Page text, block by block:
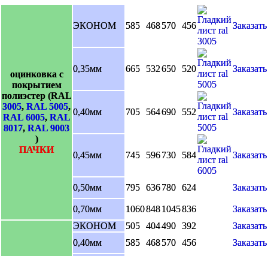
оцинковка с
покрытием
полиэстер (RAL
3005, RAL 5005,
RAL 6005, RAL
8017, RAL 9003
)
ПАЧКИ
ЭКОНОМ 585 468570 456 Заказать
0,35мм 665 532650 520 Заказать
0,40мм 705 564690 552 Заказать
0,45мм 745 596730 584 Заказать
0,50мм 795 636780 624 Заказать
0,70мм 10608481045836
Заказать
ЭКОНОМ
505 404490 392
Заказать
0,40мм
585 468570 456 Заказать